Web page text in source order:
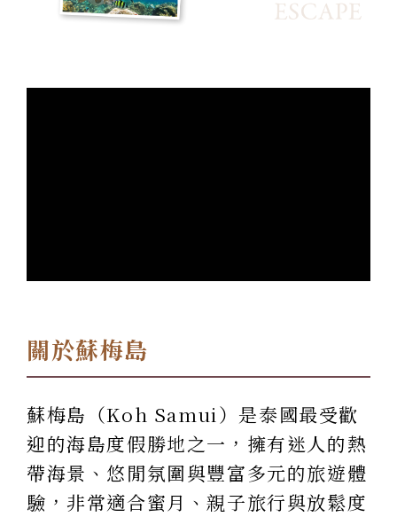
關於蘇梅島
蘇梅島（Koh Samui）是泰國最受歡
迎的海島度假勝地之一，擁有迷人的熱
帶海景、悠閒氛圍與豐富多元的旅遊體
驗，非常適合蜜月、親子旅行與放鬆度